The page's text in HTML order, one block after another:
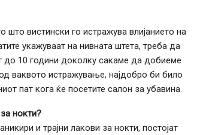
вистински го истражува влијанието на
укажуваат на нивната штета, треба да
до 10 години доколку сакаме да добиеме
ваквото истражување, најдобро би било
пат кога ќе посетите салон за убавина.
нокти?
и трајни лакови за нокти, постојат